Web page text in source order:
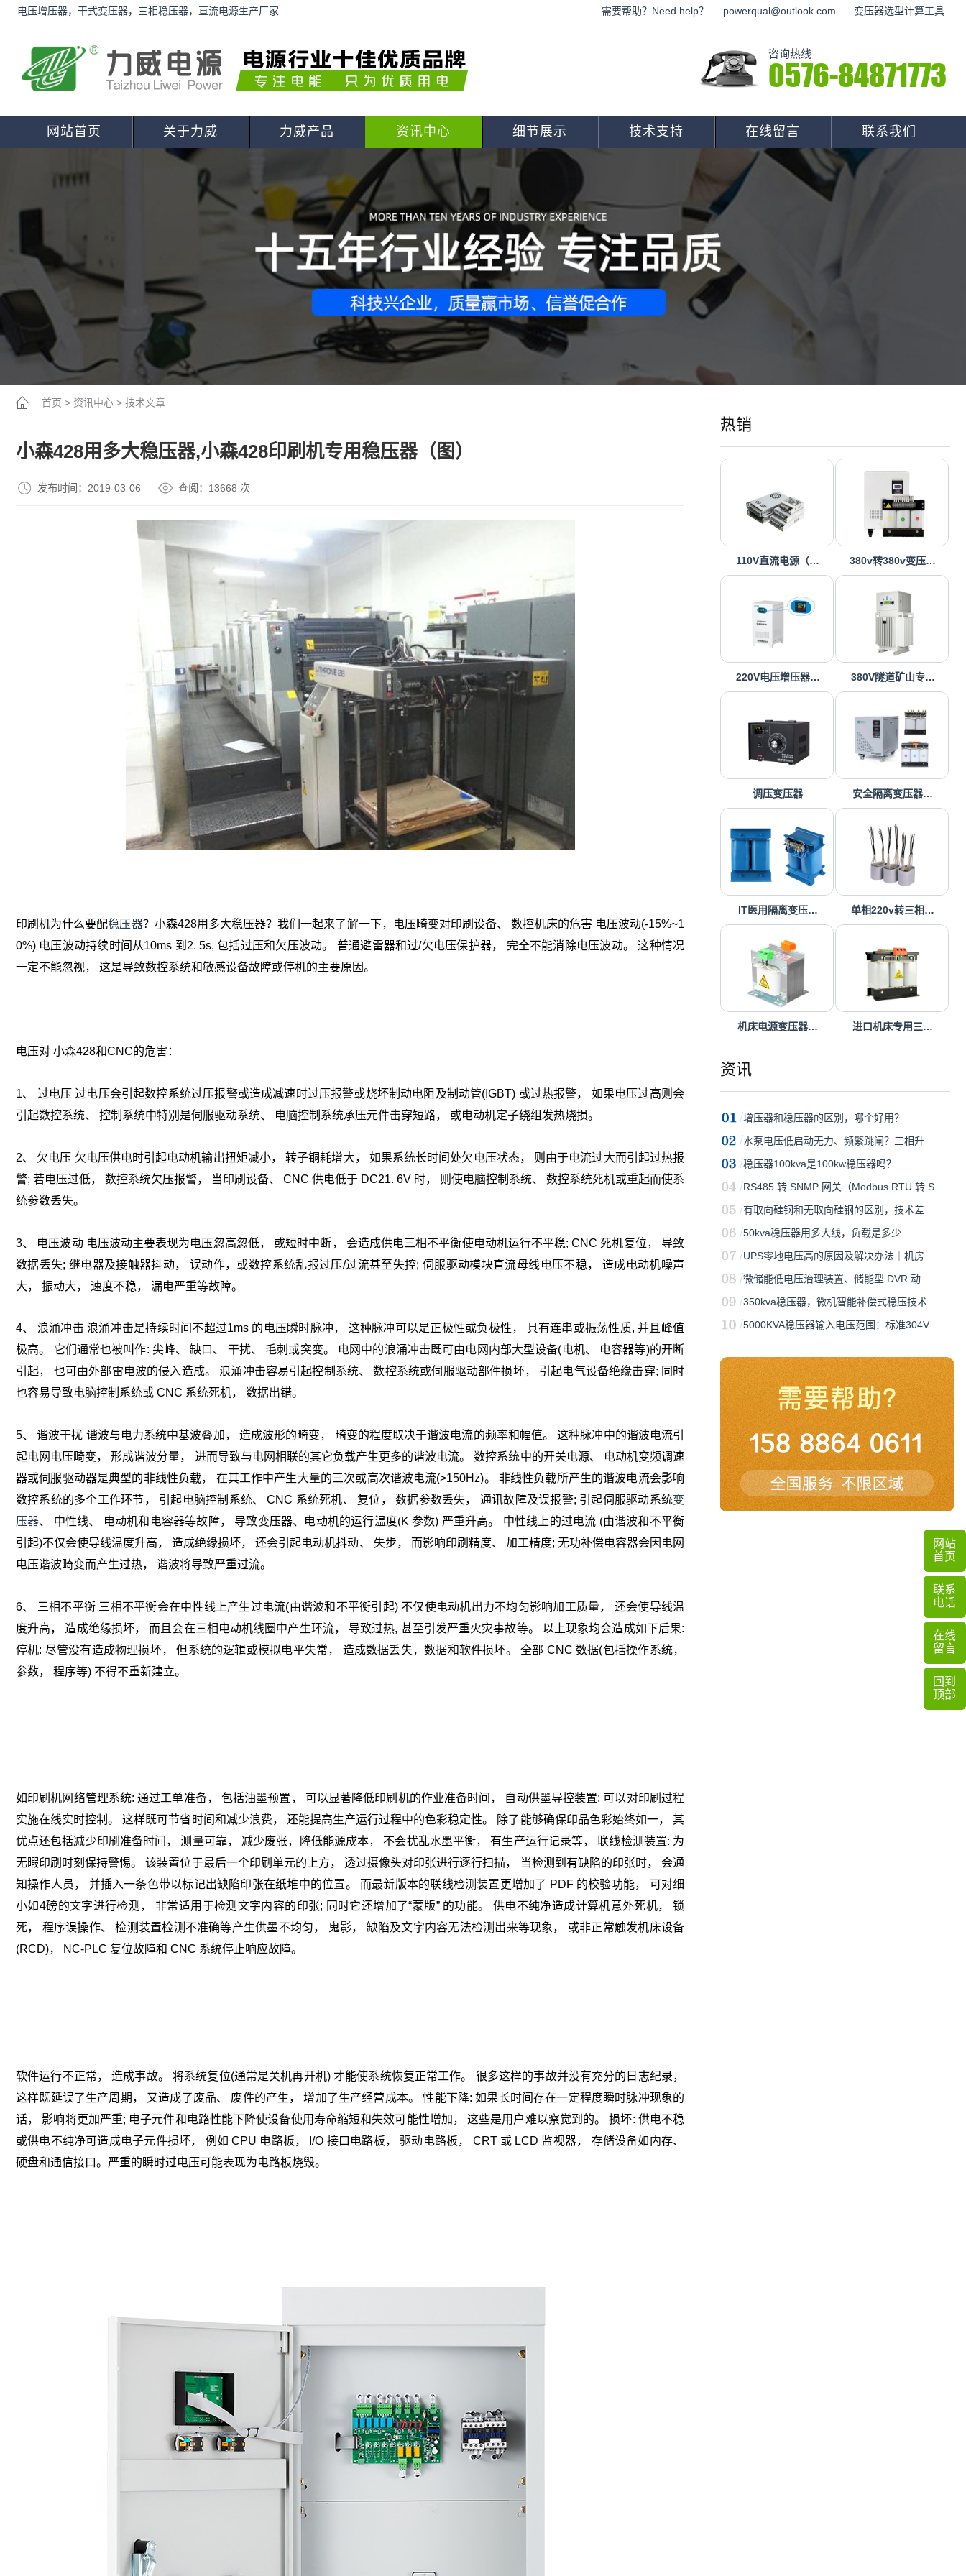
电压增压器，干式变压器，三相稳压器，直流电源生产厂家 需要帮助？Need help？ powerqual@outlook.com 变压器选型计算工具
咨询热线
0576-84871773
网站首页 关于力威 力威产品 资讯中心 细节展示 技术支持 在线留言 联系我们
热销
110V直流电源（… 380v转380v变压…
220V电压增压器… 380V隧道矿山专…
调压变压器 安全隔离变压器…
IT医用隔离变压… 单相220v转三相…
机床电源变压器… 进口机床专用三…
资讯
增压器和稳压器的区别，哪个好用？
水泵电压低启动无力、频繁跳闸？三相升…
稳压器100kva是100kw稳压器吗？
RS485 转 SNMP 网关（Modbus RTU 转 S…
有取向硅钢和无取向硅钢的区别，技术差…
50kva稳压器用多大线，负载是多少
UPS零地电压高的原因及解决办法｜机房…
微储能低电压治理装置、储能型 DVR 动…
350kva稳压器，微机智能补偿式稳压技术…
5000KVA稳压器输入电压范围：标准304V…
首页 > 资讯中心 > 技术文章
小森428用多大稳压器,小森428印刷机专用稳压器（图）
发布时间：2019-03-06 查阅：13668 次
印刷机为什么要配稳压器？小森428用多大稳压器？我们一起来了解一下，电压畸变对印刷设备、 数控机床的危害 电压波动(-15%~1
0%) 电压波动持续时间从10ms 到2. 5s, 包括过压和欠压波动。 普通避雷器和过/欠电压保护器， 完全不能消除电压波动。 这种情况
一定不能忽视， 这是导致数控系统和敏感设备故障或停机的主要原因。
电压对 小森428和CNC的危害：
1、 过电压 过电压会引起数控系统过压报警或造成减速时过压报警或烧坏制动电阻及制动管(IGBT) 或过热报警， 如果电压过高则会
引起数控系统、 控制系统中特别是伺服驱动系统、 电脑控制系统承压元件击穿短路， 或电动机定子绕组发热烧损。
2、 欠电压 欠电压供电时引起电动机输出扭矩减小， 转子铜耗增大， 如果系统长时间处欠电压状态， 则由于电流过大而引起过热报
警; 若电压过低， 数控系统欠压报警， 当印刷设备、 CNC 供电低于 DC21. 6V 时， 则使电脑控制系统、 数控系统死机或重起而使系
统参数丢失。
3、 电压波动 电压波动主要表现为电压忽高忽低， 或短时中断， 会造成供电三相不平衡使电动机运行不平稳; CNC 死机复位， 导致
数据丢失; 继电器及接触器抖动， 误动作，或数控系统乱报过压/过流甚至失控; 伺服驱动模块直流母线电压不稳， 造成电动机噪声
大， 振动大， 速度不稳， 漏电严重等故障。
4、 浪涌冲击 浪涌冲击是持续时间不超过1ms 的电压瞬时脉冲， 这种脉冲可以是正极性或负极性， 具有连串或振荡性质, 并且峰值
极高。 它们通常也被叫作: 尖峰、 缺口、 干扰、 毛刺或突变。 电网中的浪涌冲击既可由电网内部大型设备(电机、 电容器等)的开断
引起， 也可由外部雷电波的侵入造成。 浪涌冲击容易引起控制系统、 数控系统或伺服驱动部件损坏， 引起电气设备绝缘击穿; 同时
也容易导致电脑控制系统或 CNC 系统死机， 数据出错。
5、 谐波干扰 谐波与电力系统中基波叠加， 造成波形的畸变， 畸变的程度取决于谐波电流的频率和幅值。 这种脉冲中的谐波电流引
起电网电压畸变， 形成谐波分量， 进而导致与电网相联的其它负载产生更多的谐波电流。 数控系统中的开关电源、 电动机变频调速
器或伺服驱动器是典型的非线性负载， 在其工作中产生大量的三次或高次谐波电流(>150Hz)。 非线性负载所产生的谐波电流会影响
数控系统的多个工作环节， 引起电脑控制系统、 CNC 系统死机、 复位， 数据参数丢失， 通讯故障及误报警; 引起伺服驱动系统变
压器、 中性线、 电动机和电容器等故障， 导致变压器、电动机的运行温度(K 参数) 严重升高。 中性线上的过电流 (由谐波和不平衡
引起)不仅会使导线温度升高， 造成绝缘损坏， 还会引起电动机抖动、 失步， 而影响印刷精度、 加工精度; 无功补偿电容器会因电网
电压谐波畸变而产生过热， 谐波将导致严重过流。
6、 三相不平衡 三相不平衡会在中性线上产生过电流(由谐波和不平衡引起) 不仅使电动机出力不均匀影响加工质量， 还会使导线温
度升高， 造成绝缘损坏， 而且会在三相电动机线圈中产生环流， 导致过热, 甚至引发严重火灾事故等。 以上现象均会造成如下后果:
停机: 尽管没有造成物理损坏， 但系统的逻辑或模拟电平失常， 造成数据丢失，数据和软件损坏。 全部 CNC 数据(包括操作系统，
参数， 程序等) 不得不重新建立。
如印刷机网络管理系统: 通过工单准备， 包括油墨预置， 可以显著降低印刷机的作业准备时间， 自动供墨导控装置: 可以对印刷过程
实施在线实时控制。 这样既可节省时间和减少浪费， 还能提高生产运行过程中的色彩稳定性。 除了能够确保印品色彩始终如一， 其
优点还包括减少印刷准备时间， 测量可靠， 减少废张，降低能源成本， 不会扰乱水墨平衡， 有生产运行记录等， 联线检测装置: 为
无暇印刷时刻保持警惕。 该装置位于最后一个印刷单元的上方， 透过摄像头对印张进行逐行扫描， 当检测到有缺陷的印张时， 会通
知操作人员， 并插入一条色带以标记出缺陷印张在纸堆中的位置。 而最新版本的联线检测装置更增加了 PDF 的校验功能， 可对细
小如4磅的文字进行检测， 非常适用于检测文字内容的印张; 同时它还增加了“蒙版” 的功能。 供电不纯净造成计算机意外死机， 锁
死， 程序误操作、 检测装置检测不准确等产生供墨不均匀， 鬼影， 缺陷及文字内容无法检测岀来等现象， 或非正常触发机床设备
(RCD)， NC-PLC 复位故障和 CNC 系统停止响应故障。
软件运行不正常， 造成事故。 将系统复位(通常是关机再开机) 才能使系统恢复正常工作。 很多这样的事故并没有充分的日志纪录，
这样既延误了生产周期， 又造成了废品、 废件的产生， 增加了生产经营成本。 性能下降: 如果长时间存在一定程度瞬时脉冲现象的
话， 影响将更加严重; 电子元件和电路性能下降使设备使用寿命缩短和失效可能性增加， 这些是用户难以察觉到的。 损坏: 供电不稳
或供电不纯净可造成电子元件损坏， 例如 CPU 电路板， I/O 接口电路板， 驱动电路板， CRT 或 LCD 监视器， 存储设备如内存、
硬盘和通信接口。严重的瞬时过电压可能表现为电路板烧毁。
网站
首页
联系
电话
在线
留言
回到
顶部